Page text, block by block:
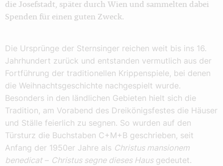
die Josefstadt, später durch Wien und sammelten dabei
Spenden für einen guten Zweck.
Die Ursprünge der Sternsinger reichen weit bis ins 16.
Jahrhundert zurück und entstanden vermutlich aus der
Fortführung der traditionellen Krippenspiele, bei denen
die Weihnachtsgeschichte nachgespielt wurde.
Besonders in den ländlichen Gebieten hielt sich die
Tradition, am Vorabend des Dreikönigsfestes die Häuser
und Ställe feierlich zu segnen. So wurden auf den
Türsturz die Buchstaben C+M+B geschrieben, seit
Anfang der 1950er Jahre als Christus mansionem
benedicat– Christus segne dieses Hausgedeutet.